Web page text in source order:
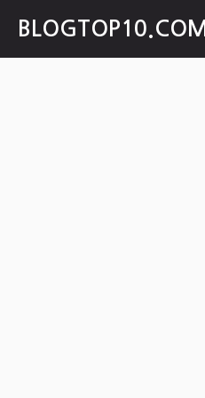
content
BLOGTOP10.COM